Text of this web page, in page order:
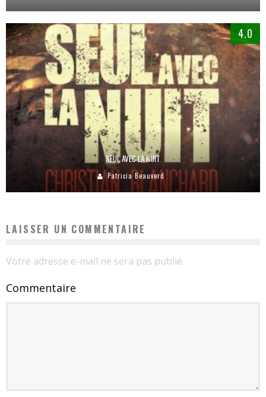
4.0
SEUL AVEC LA NUIT
Patricia Beauverd
LAISSER UN COMMENTAIRE
Votre adresse e-mail ne sera pas publié.
Commentaire